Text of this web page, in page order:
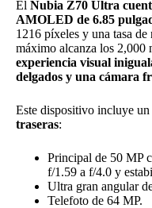
El Nubia Z70 Ultra
AMOLED de 6.85
1216 píxeles y una tasa
máximo alcanza los 2,000
experiencia visual
delgados y una cámara
Este dispositivo incluye
traseras:
Principal de 50 MP
f/1.59 a f/4.0 y
Ultra gran angular
Telefoto de 64 MP.